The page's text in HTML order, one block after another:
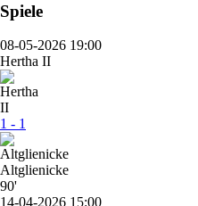
Spiele
08-05-2026 19:00
Hertha II
1 - 1
Altglienicke
90'
14-04-2026 15:00